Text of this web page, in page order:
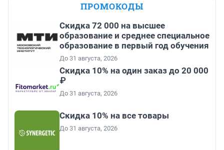
ПРОМОКОДЫ
Скидка 72 000 на высшее
образование и среднее специальное
образование в первый год обучения
До 31 августа, 2026
Скидка 10% на один заказ до 20 000
₽
До 31 августа, 2026
Скидка 10% на все товары
До 31 августа, 2026